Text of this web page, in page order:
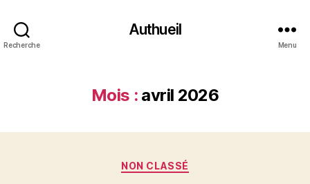
Recherche
Authueil
Menu
Mois : avril 2026
Catégories
NON CLASSÉ